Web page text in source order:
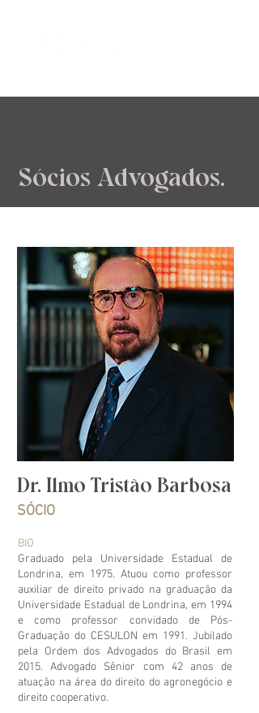
Sócios Advogados.
Dr. Ilmo Tristão Barbosa
SÓCIO
BIO
Graduado pela Universidade Estadual de
Londrina, em 1975. Atuou como professor
auxiliar de direito privado na graduação da
Universidade Estadual de Londrina, em 1994
e como professor convidado de Pós-
Graduação do CESULON em 1991. Jubilado
pela Ordem dos Advogados do Brasil em
2015. Advogado Sênior com 42 anos de
atuação na área do direito do agronegócio e
direito cooperativo.